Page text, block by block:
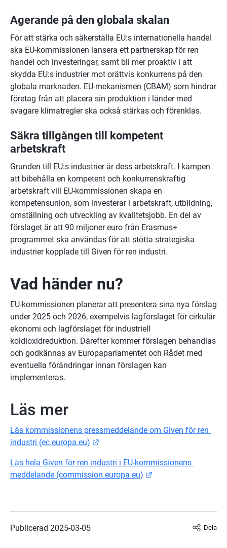
Agerande på den globala skalan
För att stärka och säkerställa EU:s internationella handel
ska EU-kommissionen lansera ett partnerskap för ren
handel och investeringar, samt bli mer proaktiv i att
skydda EU:s industrier mot orättvis konkurrens på den
globala marknaden. EU-mekanismen (CBAM) som hindrar
företag från att placera sin produktion i länder med
svagare klimatregler ska också stärkas och förenklas.
Säkra tillgången till kompetent
arbetskraft
Grunden till EU:s industrier är dess arbetskraft. I kampen
att bibehålla en kompetent och konkurrenskraftig
arbetskraft vill EU-kommissionen skapa en
kompetensunion, som investerar i arbetskraft, utbildning,
omställning och utveckling av kvalitetsjobb. En del av
förslaget är att 90 miljoner euro från Erasmus+
programmet ska användas för att stötta strategiska
industrier kopplade till Given för ren industri.
Vad händer nu?
EU-kommissionen planerar att presentera sina nya förslag
under 2025 och 2026, exempelvis lagförslaget för cirkulär
ekonomi och lagförslaget för industriell
koldioxidreduktion. Därefter kommer förslagen behandlas
och godkännas av Europaparlamentet och Rådet med
eventuella förändringar innan förslagen kan
implementeras.
Läs mer
Läs kommissionens pressmeddelande om Given för ren
industri (ec.europa.eu)
Läs hela Given för ren industri i EU-kommissionens
meddelande (commission.europa.eu)
Publicerad 2025-03-05 Dela